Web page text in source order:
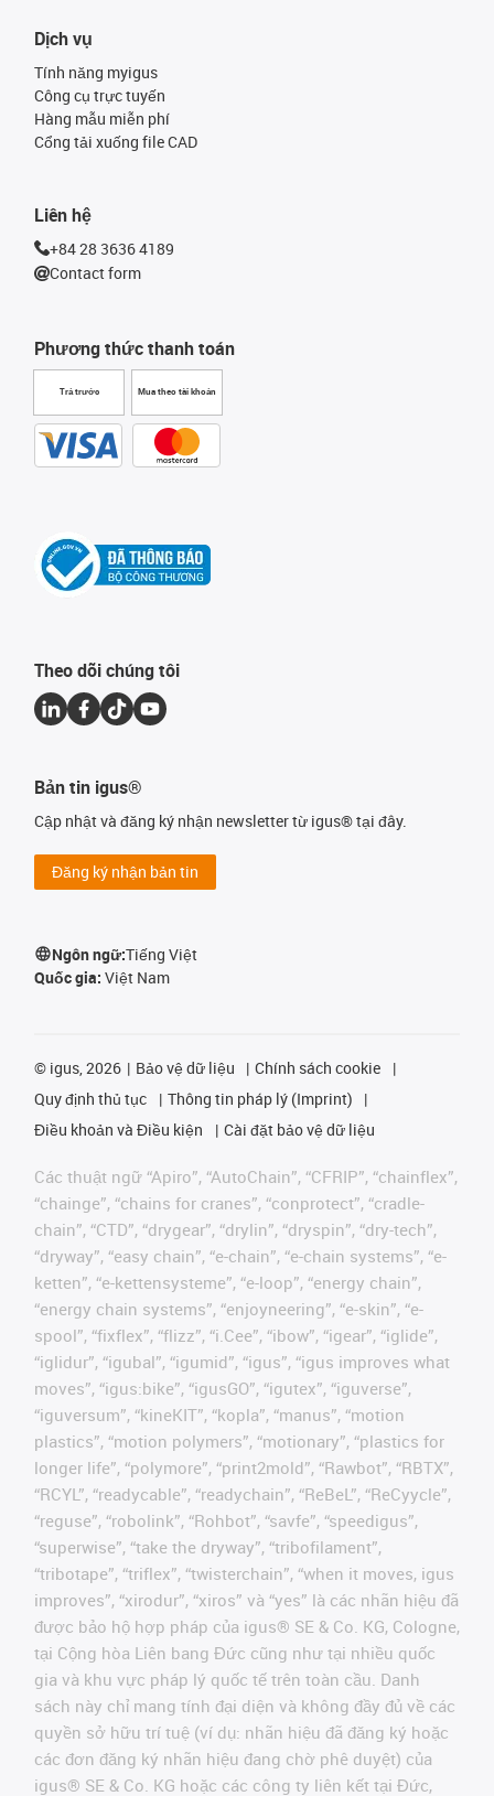
Phương thức thanh toán
Trả trước Mua theo tài khoản
Dịch vụ
Tính năng myigus
Công cụ trực tuyến
Hàng mẫu miễn phí
Cổng tải xuống file CAD
Liên hệ
+84 28 3636 4189
Contact form
Theo dõi chúng tôi
Bản tin igus®
Cập nhật và đăng ký nhận newsletter từ igus® tại đây.
Đăng ký nhận bản tin
Ngôn ngữ:Tiếng Việt
Quốc gia: Việt Nam
© igus, 2026 Bảo vệ dữ liệu
Chính sách cookie
Quy định thủ tục
Thông tin pháp lý (Imprint)
Điều khoản và Điều kiện
Cài đặt bảo vệ dữ liệu
Các thuật ngữ “Apiro”, “AutoChain”, “CFRIP”, “chainflex”,
“chainge”, “chains for cranes”, “conprotect”, “cradle-
chain”, “CTD”, “drygear”, “drylin”, “dryspin”, “dry-tech”,
“dryway”, “easy chain”, “e-chain”, “e-chain systems”, “e-
ketten”, “e-kettensysteme”, “e-loop”, “energy chain”,
“energy chain systems”, “enjoyneering”, “e-skin”, “e-
spool”, “fixflex”, “flizz”, “i.Cee”, “ibow”, “igear”, “iglide”,
“iglidur”, “igubal”, “igumid”, “igus”, “igus improves what
moves”, “igus:bike”, “igusGO”, “igutex”, “iguverse”,
“iguversum”, “kineKIT”, “kopla”, “manus”, “motion
plastics”, “motion polymers”, “motionary”, “plastics for
longer life”, “polymore”, “print2mold”, “Rawbot”, “RBTX”,
“RCYL”, “readycable”, “readychain”, “ReBeL”, “ReCyycle”,
“reguse”, “robolink”, “Rohbot”, “savfe”, “speedigus”,
“superwise”, “take the dryway”, “tribofilament”,
“tribotape”, “triflex”, “twisterchain”, “when it moves, igus
improves”, “xirodur”, “xiros” và “yes” là các nhãn hiệu đã
được bảo hộ hợp pháp của igus® SE & Co. KG, Cologne,
tại Cộng hòa Liên bang Đức cũng như tại nhiều quốc
gia và khu vực pháp lý quốc tế trên toàn cầu. Danh
sách này chỉ mang tính đại diện và không đầy đủ về các
quyền sở hữu trí tuệ (ví dụ: nhãn hiệu đã đăng ký hoặc
các đơn đăng ký nhãn hiệu đang chờ phê duyệt) của
igus® SE & Co. KG hoặc các công ty liên kết tại Đức,